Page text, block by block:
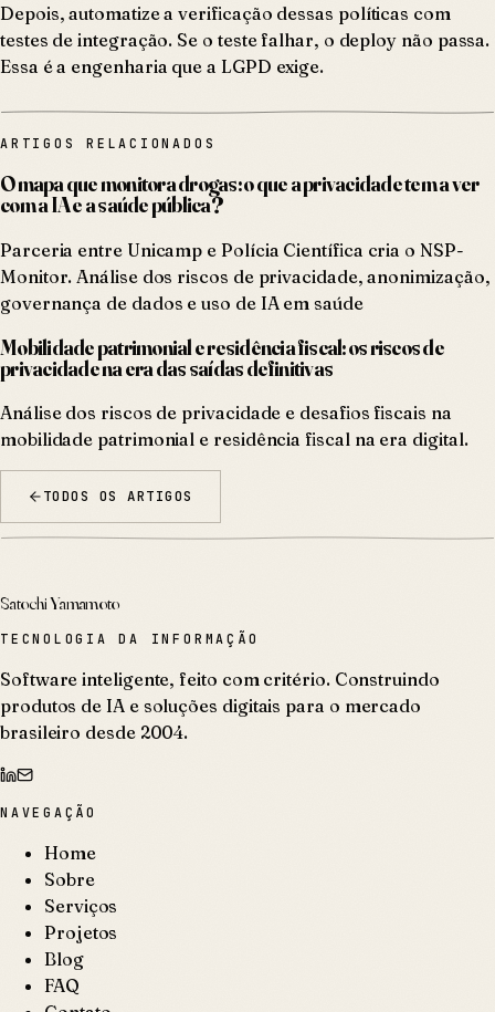
Depois, automatize a verificação dessas políticas com
testes de integração. Se o teste falhar, o deploy não passa.
Essa é a engenharia que a LGPD exige.
ARTIGOS RELACIONADOS
O mapa que monitora drogas: o que a privacidade tem a ver
com a IA e a saúde pública?
Parceria entre Unicamp e Polícia Científica cria o NSP-
Monitor. Análise dos riscos de privacidade, anonimização,
governança de dados e uso de IA em saúde
Mobilidade patrimonial e residência fiscal: os riscos de
privacidade na era das saídas definitivas
Análise dos riscos de privacidade e desafios fiscais na
mobilidade patrimonial e residência fiscal na era digital.
TODOS OS ARTIGOS
Satochi Yamamoto
TECNOLOGIA DA INFORMAÇÃO
Software inteligente, feito com critério. Construindo
produtos de IA e soluções digitais para o mercado
brasileiro desde 2004.
NAVEGAÇÃO
Home
Sobre
Serviços
Projetos
Blog
FAQ